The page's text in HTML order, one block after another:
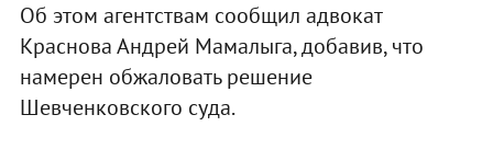
Об этом агентствам сообщил адвокат
Краснова Андрей Мамалыга, добавив, что
намерен обжаловать решение
Шевченковского суда.